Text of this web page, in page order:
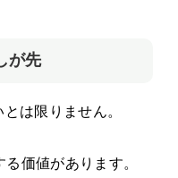
が先
は限りません。
価値があります。